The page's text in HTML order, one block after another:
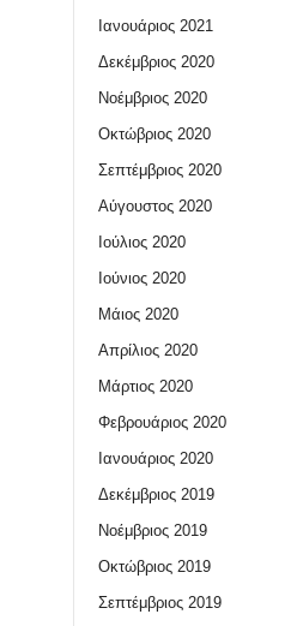
Ιανουάριος 2021
Δεκέμβριος 2020
Νοέμβριος 2020
Οκτώβριος 2020
Σεπτέμβριος 2020
Αύγουστος 2020
Ιούλιος 2020
Ιούνιος 2020
Μάιος 2020
Απρίλιος 2020
Μάρτιος 2020
Φεβρουάριος 2020
Ιανουάριος 2020
Δεκέμβριος 2019
Νοέμβριος 2019
Οκτώβριος 2019
Σεπτέμβριος 2019